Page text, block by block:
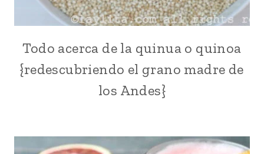
ANDES
BÁSICAS
ECUADOR
|
PERÚ
Todo acerca de la quinua o quinoa
{redescubriendo el grano madre de
los Andes}